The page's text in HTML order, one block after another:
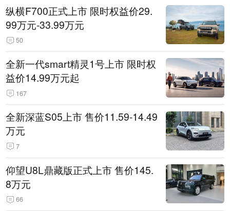
纵横F700正式上市 限时权益价29.
99万元-33.99万元
50
全新一代smart精灵1号上市 限时权
益价14.99万元起
167
全新深蓝S05上市 售价11.59-14.49
万元
7
仰望U8L鼎藏版正式上市 售价145.
8万元
66